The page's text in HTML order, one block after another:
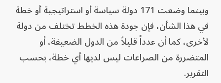
وبينما وضعت 171 دولة سياسة أو استراتيجية أو خطة
في هذا الشأن، فإن جودة هذه الخطط تختلف من دولة
لأخرى، كما أن عدداً قليلاً من الدول الضعيفة، أو
المتضررة من الصراعات ليس لديها أي خطة، بحسب
التقرير.